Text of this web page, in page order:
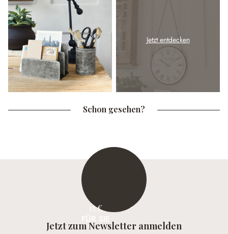
Jetzt entdecken
Schon gesehen?
15 €
Jetzt zum Newsletter anmelden